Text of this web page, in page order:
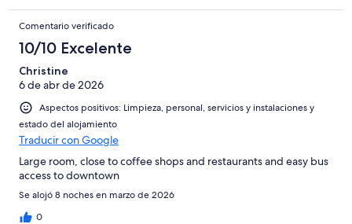
Comentario verificado
10/10 Excelente
Christine
6 de abr de 2026
Aspectos positivos: Limpieza, personal, servicios y instalaciones y
estado del alojamiento
Traducir con Google
Large room, close to coffee shops and restaurants and easy bus
access to downtown
Se alojó 8 noches en marzo de 2026
0